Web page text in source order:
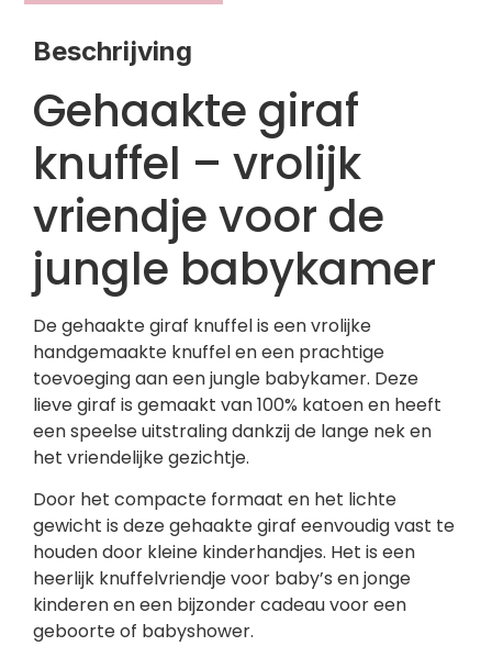
Beschrijving
Gehaakte giraf
knuffel – vrolijk
vriendje voor de
jungle babykamer
De gehaakte giraf knuffel is een vrolijke
handgemaakte knuffel en een prachtige
toevoeging aan een jungle babykamer. Deze
lieve giraf is gemaakt van 100% katoen en heeft
een speelse uitstraling dankzij de lange nek en
het vriendelijke gezichtje.
Door het compacte formaat en het lichte
gewicht is deze gehaakte giraf eenvoudig vast te
houden door kleine kinderhandjes. Het is een
heerlijk knuffelvriendje voor baby’s en jonge
kinderen en een bijzonder cadeau voor een
geboorte of babyshower.